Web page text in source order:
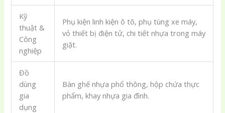
Kỹ
thuật &
Công
nghiệp
Phụ kiện linh kiện ô tô, phụ tùng xe máy,
vỏ thiết bị điện tử, chi tiết nhựa trong máy
giặt.
Đồ
dùng
gia
dụng
Bàn ghế nhựa phổ thông, hộp chứa thực
phẩm, khay nhựa gia đình.